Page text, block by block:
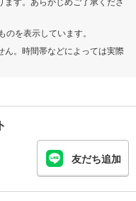
を表示しています。
ん。時間帯などによっては実際
友だち追加